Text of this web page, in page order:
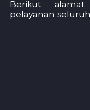
Berikut
pelayanan